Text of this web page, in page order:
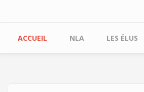
Menu principal
ACCUEIL NLA LES ÉLUS